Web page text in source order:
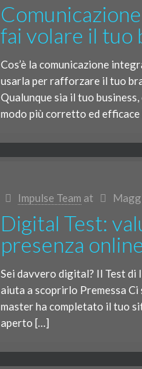
fai volare il tuo
Cos’è la comunicazione
usarla per rafforzare il tuo
Qualunque sia il tuo
modo più corretto ed
Impulse Team at
Digital Test:
presenza online
Sei davvero digital? Il Test di
aiuta a scoprirlo Premessa Ci
master ha completato il tuo
aperto […]